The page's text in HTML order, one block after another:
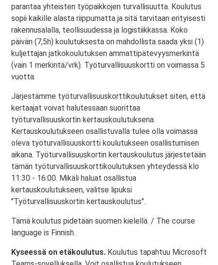
parantaa yhteisten työpaikkojen turvallisuutta. Koulutus
sopii kaikille alasta riippumatta ja sitä tarvitaan erityisesti
rakennusalalla, teollisuudessa ja logistiikkassa. Koko
päivän (7,5h) koulutuksesta on mahdollista saada yksi (1)
kuljettajan jatkokoulutuksen ammattipätevyysmerkintä
(vain 1 merkintä/vrk). Työturvallisuuskortti on voimassa 5
vuotta.
Järjestämme työturvallisuuskorttikoulutukset siten, että
kertaajat voivat halutessaan suorittaa
työturvallisuuskortin kertauskoulutuksena.
Kertauskoulutukseen osallistuvalla tulee olla voimassa
oleva työturvallisuuskortti koulutukseen osallistumisen
aikana. Työturvallisuuskortin kertauskoulutus järjestetään
tämän työturvallisuuskorttikoulutuksen yhteydessä klo
11:30 - 16:00. Mikäli haluat osallistua
kertauskoulutukseen, valitse lipuksi
"Työturvallisuuskortin kertauskoulutus".
Tämä koulutus pidetään suomen kielellä. / The course
language is Finnish.
Kyseessä on etäkoulutus. Koulutus tapahtuu Microsoft